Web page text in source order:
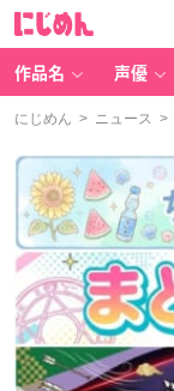
作品名 声優
にじめん > ニュース >